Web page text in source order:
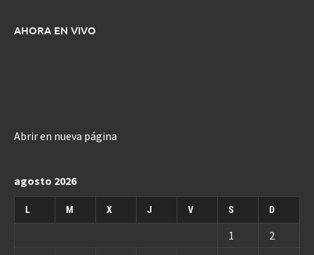
AHORA EN VIVO
Abrir en nueva página
agosto 2026
L M X J V S D
1
2